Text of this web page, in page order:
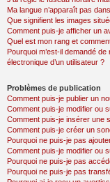
Ma langue n’apparaît pas
Que signifient les images
Comment puis-je afficher un
Quel est mon rang et
Pourquoi m’est-il demandé
électronique d’un utilisateur ?
Problèmes de publication
Comment puis-je publier un
Comment puis-je modifier ou
Comment puis-je insérer une
Comment puis-je créer un
Pourquoi ne puis-je pas
Comment puis-je modifier ou
Pourquoi ne puis-je pas
Pourquoi ne puis-je pas